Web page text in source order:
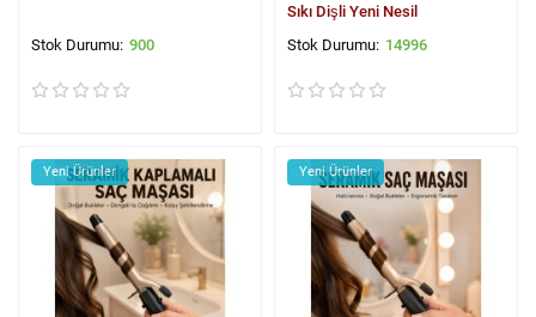
900
Sıkı Dişli Yeni Nesil
14996
Yeni Ürünler Yeni Ürünler